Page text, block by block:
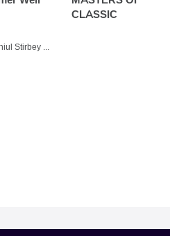
Domeniul Stirbey Voda, Buftea
CLASSIC